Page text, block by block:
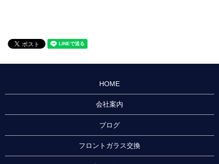
HOME
会社案内
ブログ
フロントガラス交換